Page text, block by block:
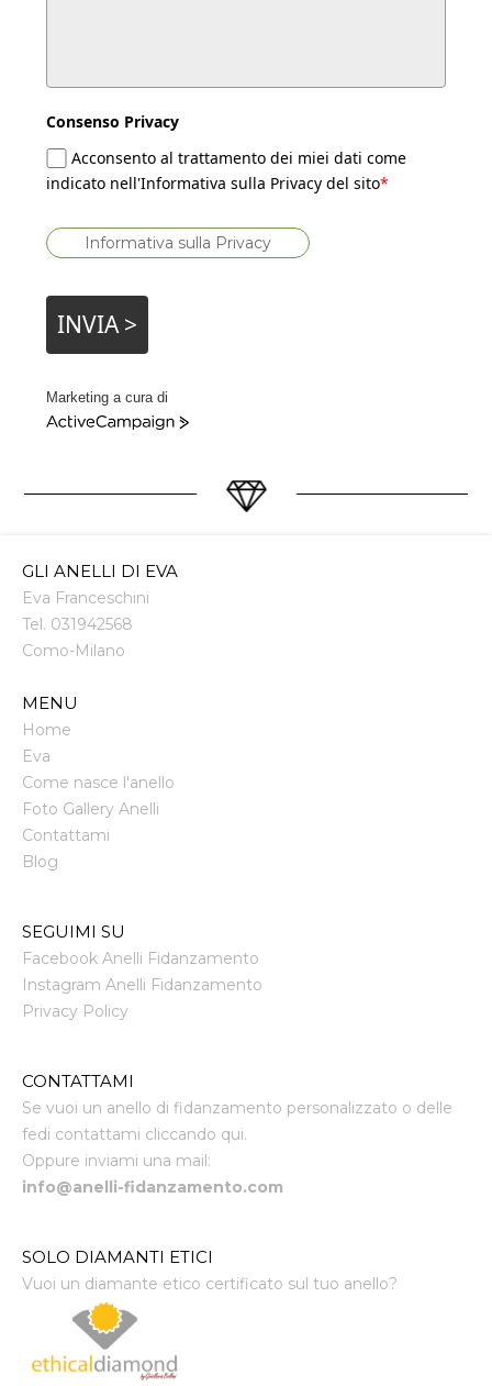
Consenso Privacy
Acconsento al trattamento dei miei dati come
indicato nell'Informativa sulla Privacy del sito*
Informativa sulla Privacy
INVIA >
Marketing a cura di
ActiveCampaign
GLI ANELLI DI EVA
Eva Franceschini
Tel. 031942568
Como-Milano
MENU
Home
Eva
Come nasce l'anello
Foto Gallery Anelli
Contattami
Blog
SEGUIMI SU
Facebook Anelli Fidanzamento
Instagram Anelli Fidanzamento
Privacy Policy
CONTATTAMI
Se vuoi un anello di fidanzamento personalizzato o delle
fedi contattami cliccando qui.
Oppure inviami una mail:
info@anelli-fidanzamento.com
SOLO DIAMANTI ETICI
Vuoi un diamante etico certificato sul tuo anello?